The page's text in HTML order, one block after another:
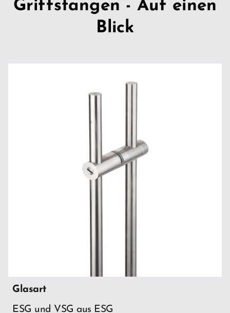
Griffstangen - Auf einen
Blick
Glasart
ESG und VSG aus ESG